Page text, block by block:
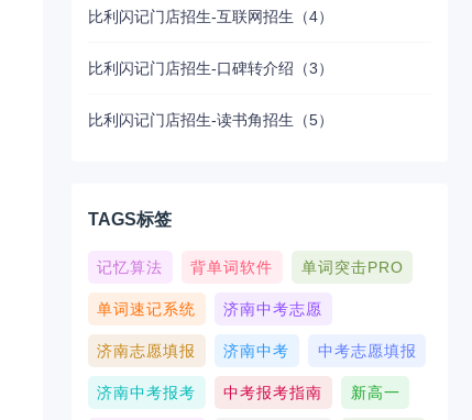
比利闪记门店招生-互联网招生（4）
比利闪记门店招生-口碑转介绍（3）
比利闪记门店招生-读书角招生（5）
TAGS标签
记忆算法 背单词软件 单词突击PRO
单词速记系统 济南中考志愿
济南志愿填报 济南中考 中考志愿填报
济南中考报考 中考报考指南 新高一